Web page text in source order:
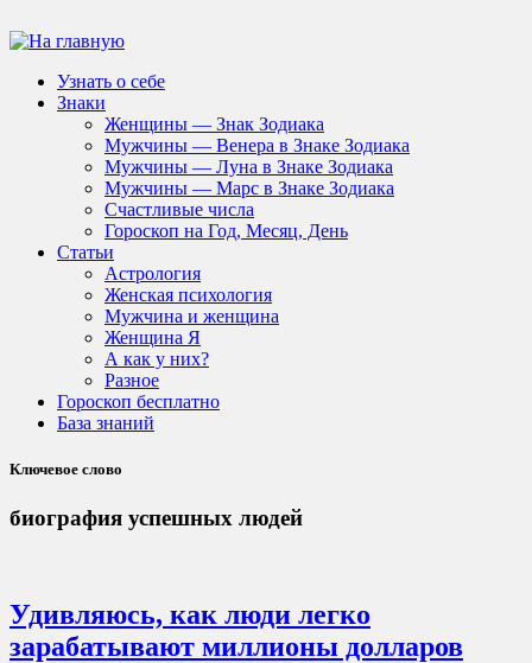
Узнать о себе
Знаки
Женщины — Знак Зодиака
Мужчины — Венера в Знаке Зодиака
Мужчины — Луна в Знаке Зодиака
Мужчины — Марс в Знаке Зодиака
Счастливые числа
Гороскоп на Год, Месяц, День
Статьи
Астрология
Женская психология
Мужчина и женщина
Женщина Я
А как у них?
Разное
Гороскоп бесплатно
База знаний
Ключевое слово
биография успешных людей
Удивляюсь, как люди легко
зарабатывают миллионы долларов